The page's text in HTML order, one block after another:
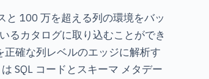
と 100 万を超える列の環境をバッ
るカタログに取り込むことができ
確な列レベルのエッジに解析す
SQL コードとスキーマ メタデー